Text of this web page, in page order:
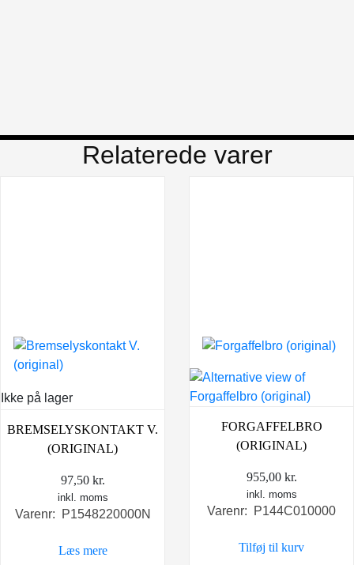
Relaterede varer
Ikke på lager
BREMSELYSKONTAKT V.
(ORIGINAL)
97,50 kr.
inkl. moms
Varenr: P1548220000N
Læs mere
FORGAFFELBRO
(ORIGINAL)
955,00 kr.
inkl. moms
Varenr: P144C010000
Tilføj til kurv